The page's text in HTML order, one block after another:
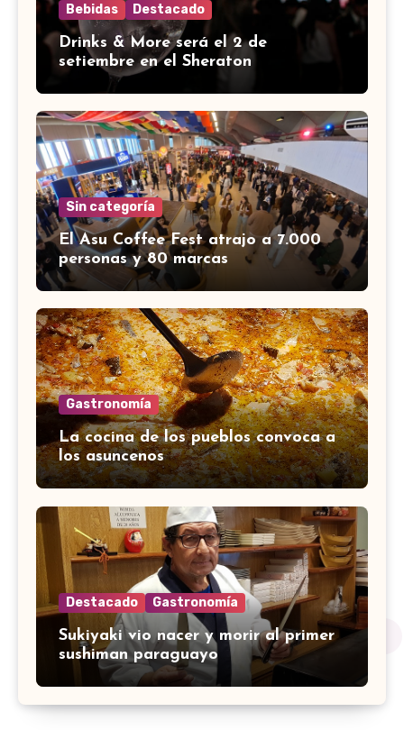
Bebidas Destacado
Drinks & More será el 2 de
setiembre en el Sheraton
Sin categoría
El Asu Coffee Fest atrajo a 7.000
personas y 80 marcas
Gastronomía
La cocina de los pueblos convoca a
los asuncenos
Destacado Gastronomía
Sukiyaki vio nacer y morir al primer
sushiman paraguayo